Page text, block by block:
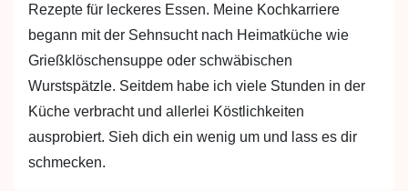
Rezepte für leckeres Essen. Meine Kochkarriere
begann mit der Sehnsucht nach Heimatküche wie
Grießklöschensuppe oder schwäbischen
Wurstspätzle. Seitdem habe ich viele Stunden in der
Küche verbracht und allerlei Köstlichkeiten
ausprobiert. Sieh dich ein wenig um und lass es dir
schmecken.